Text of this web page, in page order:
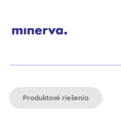
Produktové riešenia